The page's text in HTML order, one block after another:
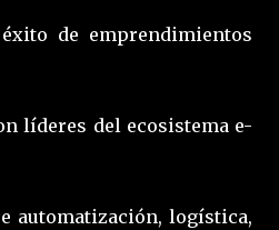
de emprendimientos
líderes del ecosistema e-
automatización, logística,